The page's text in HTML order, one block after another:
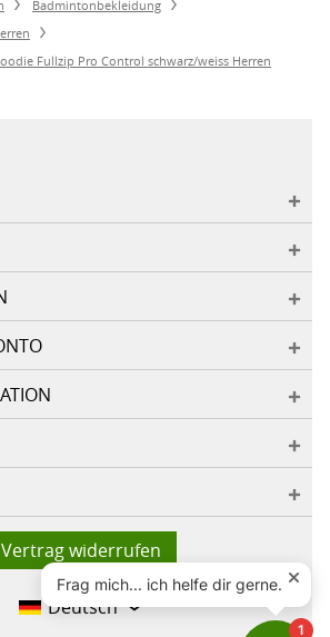
Badmintonbekleidung
Fullzip Pro Control schwarz/weiss Herren
Vertrag widerrufen
Deutsch